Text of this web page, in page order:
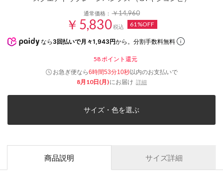
通常価格：￥14,960
￥5,830税込 61%OFF
なら 3回払いで月々1,943円から。分割手数料無料
58ポイント還元
お急ぎ便なら6時間53分09秒以内のお支払いで
8月10日(月)にお届け 詳細
サイズ・色を選ぶ
商品説明 サイズ詳細